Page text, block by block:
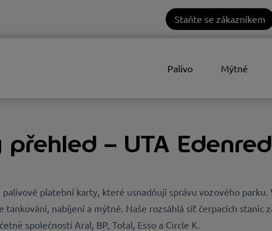
Staňte se zákazníkem
Palivo Mýtné
– UTA Edenred
platební karty, které usnadňují správu vozového
nabíjení a mýtné. Naše rozsáhlá síť čerpacích stanic
společností Aral, BP, Total, Esso a Circle K.